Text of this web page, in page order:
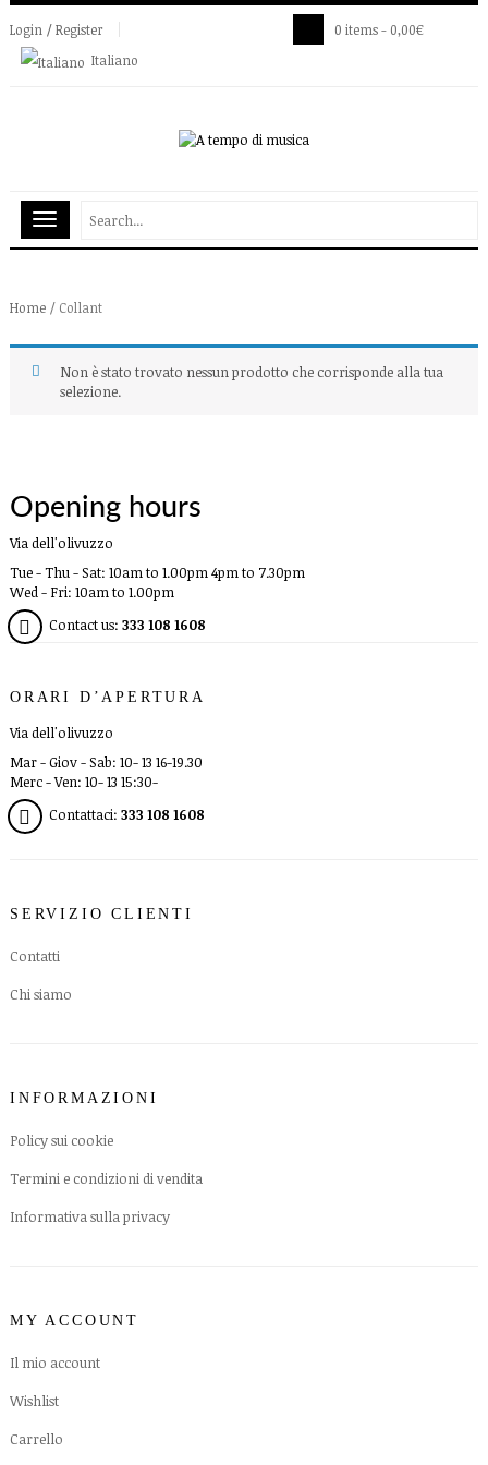
Login / Register
Italiano
0 items - 0,00€
Home / Collant
Non è stato trovato nessun prodotto che corrisponde alla tua
selezione.
Opening hours
Via dell'olivuzzo
Tue - Thu - Sat: 10am to 1.00pm 4pm to 7.30pm
Wed - Fri: 10am to 1.00pm
Contact us: 333 108 1608
ORARI D’APERTURA
Via dell'olivuzzo
Mar - Giov - Sab: 10- 13 16-19.30
Merc - Ven: 10- 13 15:30-
Contattaci: 333 108 1608
SERVIZIO CLIENTI
Contatti
Chi siamo
INFORMAZIONI
Policy sui cookie
Termini e condizioni di vendita
Informativa sulla privacy
MY ACCOUNT
Il mio account
Wishlist
Carrello